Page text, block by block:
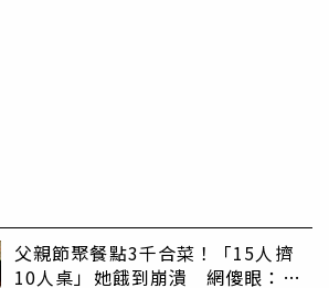
父親節聚餐點3千合菜！「15人擠
10人桌」她餓到崩潰 網傻眼：讓